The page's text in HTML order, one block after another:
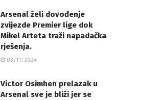
Arsenal želi dovođenje
zvijezde Premier lige dok
Mikel Arteta traži napadačka
rješenja.
03/11/2024
Victor Osimhen prelazak u
Arsenal sve je bliži jer se